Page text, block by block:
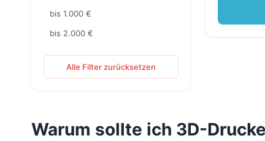
bis 1.000 €
bis 2.000 €
Alle Filter zurücksetzen
Warum sollte ich 3D-